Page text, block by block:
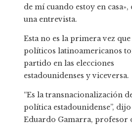
de mí cuando estoy en
una entrevista.
Esta no es la primera vez que
políticos latinoamericanos
partido en las elecciones
estadounidenses y viceversa.
“Es la transnacionalización
política estadounidense”, dijo
Eduardo Gamarra, profesor